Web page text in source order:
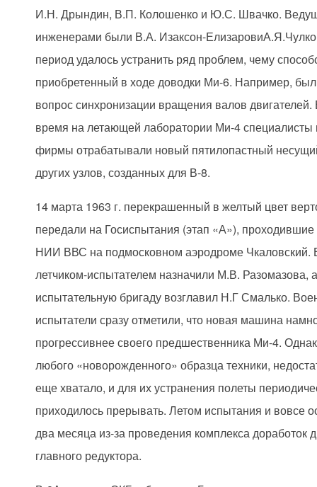
И.Н. Дрындин, В.П. Колошенко и Ю.С. Швачко.
инженерами были В.А. Изаксон-
период удалось устранить ряд проблем, чему
приобретенный в ходе доводки Ми-6. Например,
вопрос синхронизации вращения валов
время на летающей лаборатории Ми-4 специалисты
фирмы отрабатывали новый пятилопастный
других узлов, созданных для В-8.
14 марта 1963 г. перекрашенный в желтый цвет
передали на Госиспытания (этап «А»),
НИИ ВВС на подмосковном аэродроме
летчиком-испытателем назначили М.В. Разомазова,
испытательную бригаду возглавил Н.Г Смалько.
испытатели сразу отметили, что новая машина
прогрессивнее своего предшественника Ми-4.
любого «новорожденного» образца техники,
еще хватало, и для их устранения полеты
приходилось прерывать. Летом испытания и вовсе
два месяца из-за проведения комплекса доработок
главного редуктора.